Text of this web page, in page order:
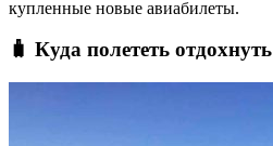
купленные новые авиабилеты.
🧳 Куда полететь отдохнуть